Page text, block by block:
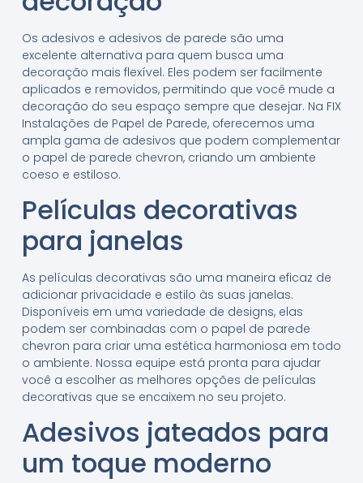
Os adesivos e adesivos de parede são uma
excelente alternativa para quem busca uma
decoração mais flexível. Eles podem ser facilmente
aplicados e removidos, permitindo que você mude a
decoração do seu espaço sempre que desejar. Na FIX
Instalações de Papel de Parede, oferecemos uma
ampla gama de adesivos que podem complementar
o papel de parede chevron, criando um ambiente
coeso e estiloso.
Películas decorativas
para janelas
As películas decorativas são uma maneira eficaz de
adicionar privacidade e estilo às suas janelas.
Disponíveis em uma variedade de designs, elas
podem ser combinadas com o papel de parede
chevron para criar uma estética harmoniosa em todo
o ambiente. Nossa equipe está pronta para ajudar
você a escolher as melhores opções de películas
decorativas que se encaixem no seu projeto.
Adesivos jateados para
um toque moderno